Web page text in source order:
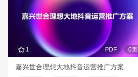
1 PDF 0页
嘉兴世合理想大地抖音运营推广方案